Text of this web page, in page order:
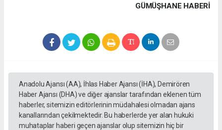
GÜMÜŞHANE HABERİ
Anadolu Ajansı (AA), İhlas Haber Ajansı (İHA), Demirören
Haber Ajansı (DHA) ve diğer ajanslar tarafından eklenen tüm
haberler, sitemizin editörlerinin müdahalesi olmadan ajans
kanallarından çekilmektedir. Bu haberlerde yer alan hukuki
muhataplar haberi geçen ajanslar olup sitemizin hiç bir